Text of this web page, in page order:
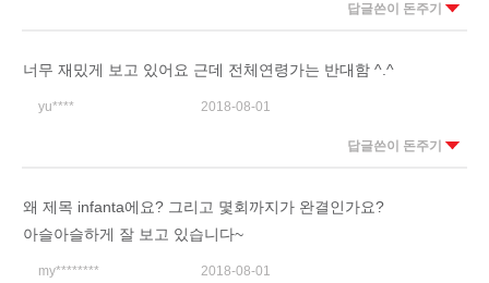
답글쓴이 돈주기
너무 재밌게 보고 있어요 근데 전체연령가는 반대함 ^.^
yu**** 2018-08-01
답글쓴이 돈주기
왜 제목 infanta에요? 그리고 몇회까지가 완결인가요?
아슬아슬하게 잘 보고 있습니다~
my******** 2018-08-01